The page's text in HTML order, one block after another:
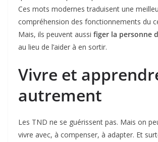
Ces mots modernes traduisent une
compréhension des fonctionnements du
Mais, ils peuvent aussi figer la personne
au lieu de l’aider à en sortir.
Vivre et
autrement
Les TND ne se guérissent pas. Mais on
vivre avec, à compenser, à adapter. Et